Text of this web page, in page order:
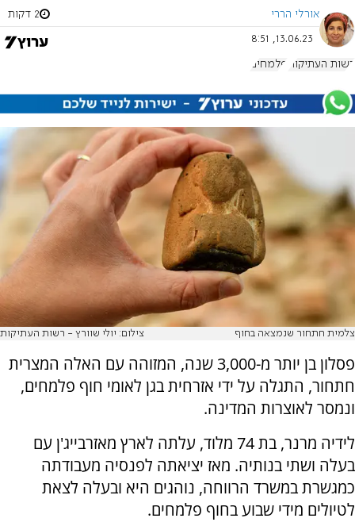
אורלי הררי 2 דקות
13.06.23, 8:51
רשות העתיקות פלמחים
צלמית חתחור שנמצאה בחוף צילום: יולי שוורץ - רשות העתיקות
פסלון בן יותר מ-3,000 שנה, המזוהה עם האלה המצרית
חתחור, התגלה על ידי אזרחית בגן לאומי חוף פלמחים,
ונמסר לאוצרות המדינה.
לידיה מרנר, בת 74 מלוד, עלתה לארץ מאזרבייג'ן עם
בעלה ושתי בנותיה. מאז יציאתה לפנסיה מעבודתה
כמגשרת במשרד הרווחה, נוהגים היא ובעלה לצאת
לטיולים מידי שבוע בחוף פלמחים.